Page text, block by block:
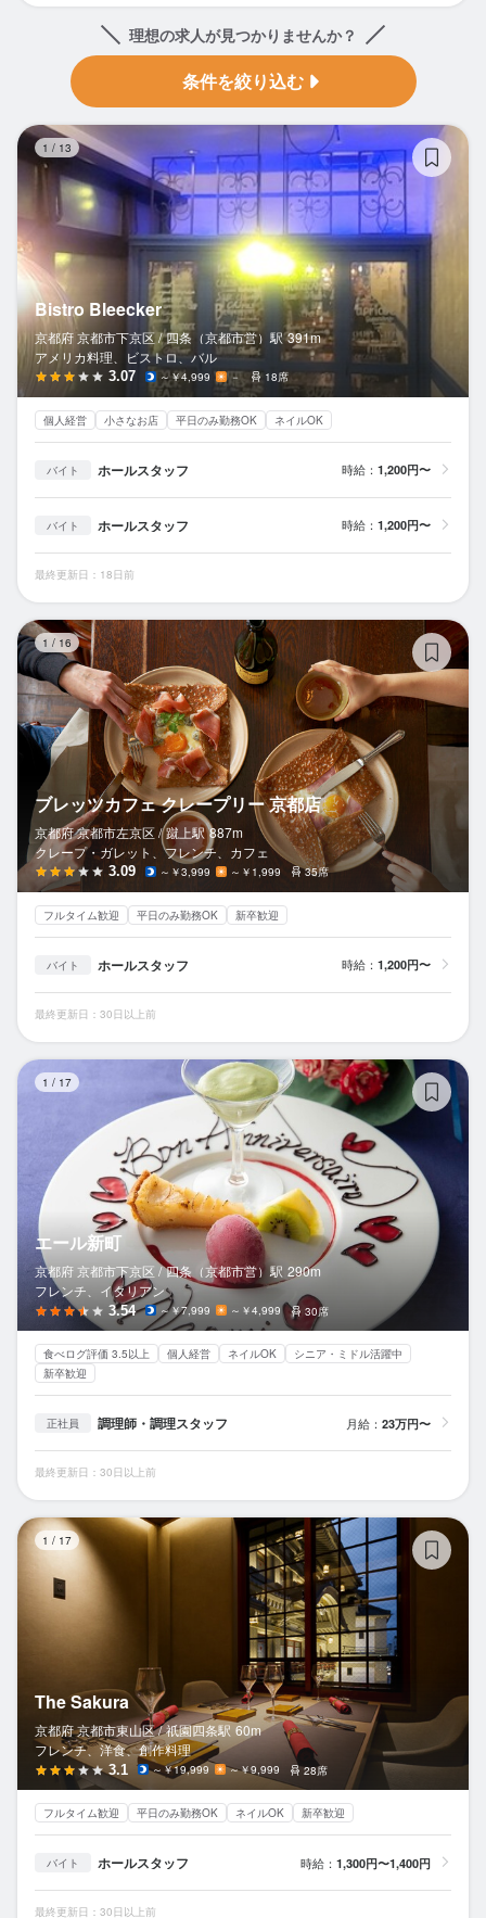
理想の求人が見つかりませんか？
条件を絞り込む
1 / 13
Bistro Bleecker
京都府 京都市下京区 / 四条（京都市営） 駅 391m
アメリカ料理、ビストロ、バル
3.07 ～￥4,999 － 18席
個人経営 小さなお店 平日のみ勤務OK ネイルOK
バイト ホールスタッフ 時給： 1,200円〜
バイト ホールスタッフ 時給： 1,200円〜
最終更新日：18日前
1 / 16
ブレッツカフェ クレープリー 京都店
京都府 京都市左京区 / 蹴上駅 887m
クレープ・ガレット、フレンチ、カフェ
3.09 ～￥3,999 ～￥1,999 35席
フルタイム歓迎 平日のみ勤務OK 新卒歓迎
バイト ホールスタッフ 時給： 1,200円〜
最終更新日：30日以上前
1 / 17
エール新町
京都府 京都市下京区 / 四条（京都市営） 駅 290m
フレンチ、イタリアン
3.54 ～￥7,999 ～￥4,999 30席
食べログ評価 3.5以上 個人経営 ネイルOK
シニア・ミドル活躍中
新卒歓迎
正社員 調理師・調理スタッフ 月給： 23万円〜
最終更新日：30日以上前
1 / 17
The Sakura
京都府 京都市東山区 / 祇園四条駅 60m
フレンチ、洋食、創作料理
3.1 ～￥19,999 ～￥9,999 28席
フルタイム歓迎 平日のみ勤務OK ネイルOK 新卒歓迎
バイト ホールスタッフ 時給： 1,300円〜1,400円
最終更新日：30日以上前